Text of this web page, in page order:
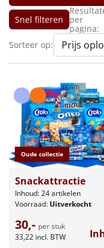
Mannen
Vrouwen
Duurzaam
Leuke
Goedkope
Uniek
Alle thema's
Artikel
Hitster NIEUW
Snel filteren per
pagina:
Sorteer op:
Oude collectie
Snackattractie
Inhoud: 24 artikelen
Voorraad: Uitverkocht
30,- per stuk
33,22 incl. BTW